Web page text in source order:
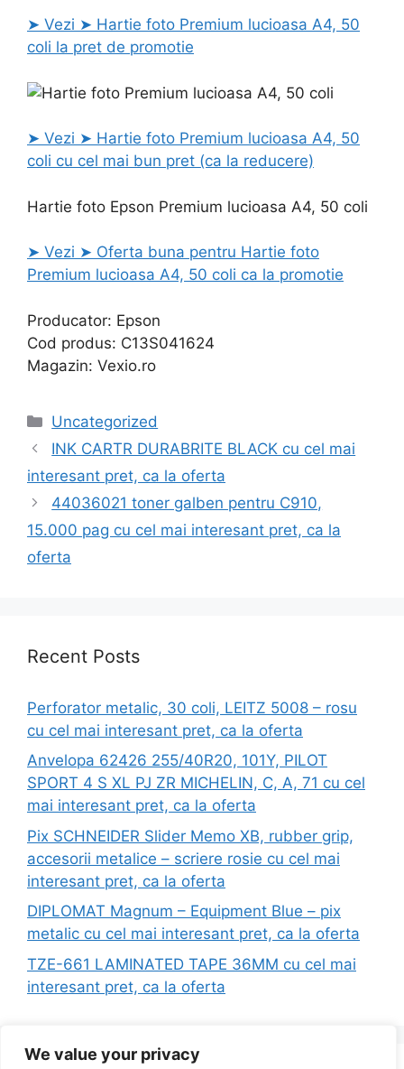
We value your privacy
➤ Vezi ➤ Hartie foto Premium lucioasa A4, 50
coli la pret de promotie
➤ Vezi ➤ Hartie foto Premium lucioasa A4, 50
coli cu cel mai bun pret (ca la reducere)
Hartie foto Epson Premium lucioasa A4, 50 coli
➤ Vezi ➤ Oferta buna pentru Hartie foto
Premium lucioasa A4, 50 coli ca la promotie
Producator: Epson
Cod produs: C13S041624
Magazin: Vexio.ro
Categories
Uncategorized
INK CARTR DURABRITE BLACK cu cel mai
interesant pret, ca la oferta
44036021 toner galben pentru C910,
15.000 pag cu cel mai interesant pret, ca la
oferta
Recent Posts
Perforator metalic, 30 coli, LEITZ 5008 – rosu
cu cel mai interesant pret, ca la oferta
Anvelopa 62426 255/40R20, 101Y, PILOT
SPORT 4 S XL PJ ZR MICHELIN, C, A, 71 cu cel
mai interesant pret, ca la oferta
Pix SCHNEIDER Slider Memo XB, rubber grip,
accesorii metalice – scriere rosie cu cel mai
interesant pret, ca la oferta
DIPLOMAT Magnum – Equipment Blue – pix
metalic cu cel mai interesant pret, ca la oferta
TZE-661 LAMINATED TAPE 36MM cu cel mai
interesant pret, ca la oferta